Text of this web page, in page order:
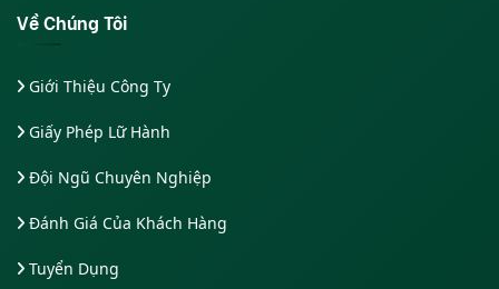
Về Chúng Tôi
Giới Thiệu Công Ty
Giấy Phép Lữ Hành
Đội Ngũ Chuyên Nghiệp
Đánh Giá Của Khách Hàng
Tuyển Dụng